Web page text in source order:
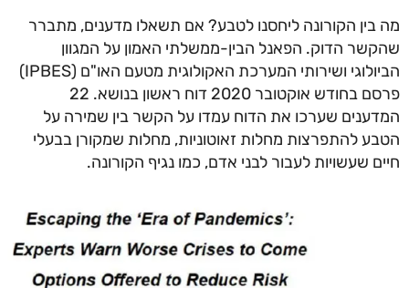
הקורונה ליחסנו לטבע? אם תשאלו מדענים, מתברר
הדוק. הפאנל הבין-ממשלתי האמון על המגוון
הביולוגי ושירותי המערכת האקולוגית מטעם האו"ם (IPBES)
פרסם בחודש אוקטובר 2020 דוח ראשון בנושא. 22
שערכו את הדוח עמדו על הקשר בין שמירה על
להתפרצות מחלות זאוטוניות, מחלות שמקורן בבעלי
שעשויות לעבור לבני אדם, כמו נגיף הקורונה.